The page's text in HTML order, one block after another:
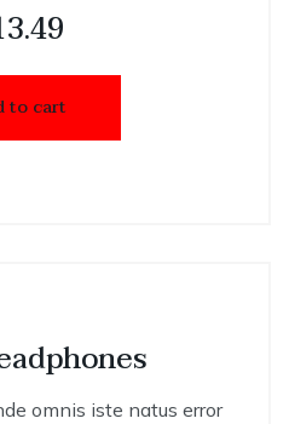
to cart
omnis iste natus error